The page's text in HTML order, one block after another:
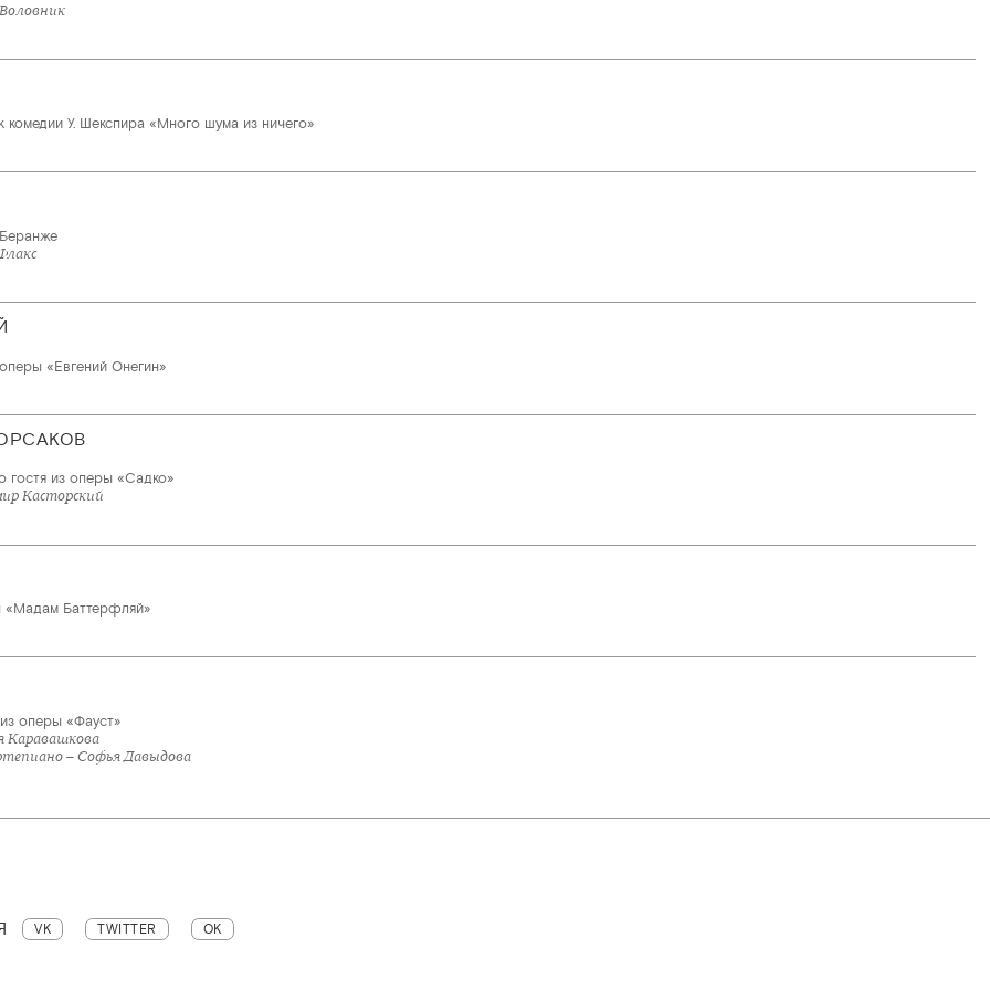
комедии У. Шекспира «Много шума из ничего»
«Евгений Онегин»
гостя из оперы «Садко»
Касторский
Баттерфляй»
оперы «Фауст»
Каравашкова
– Софья Давыдова
VK TWITTER OK